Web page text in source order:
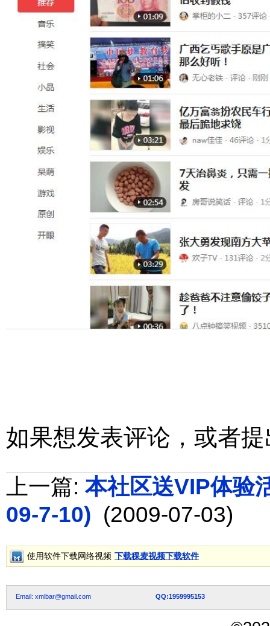
如果想发表评论，或者
上一篇: 本社区送VIP体验
09-7-10) (2009-07-03)
使用软件下载网络视频 下载稞麦视频下载软件
Email: xmlbar@gmail.com QQ:1959995153